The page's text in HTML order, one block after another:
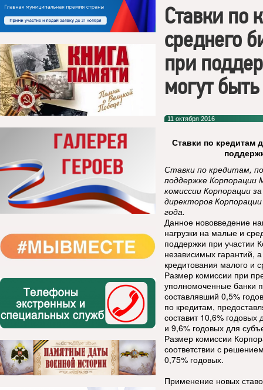
Ставки по
среднего
при
могут
11 октября 2016
Ставки по кредитам
Ставки по кредитам,
поддержке
комиссии Корпорации
директоров
года.
Данное нововведение
нагрузки на малые и
поддержки при участии
независимых гарантий,
кредитования малого и
Размер комиссии при
уполномоченные банки
составлявший 0,5%
по кредитам,
составит 10,6%
и 9,6% годовых для
Размер комиссии
соответствии с
0,75% годовых.
Применение новых